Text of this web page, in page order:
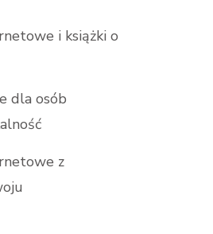
i książki o
dla osób
z